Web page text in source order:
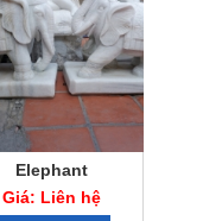
Elephant
Giá: Liên hệ